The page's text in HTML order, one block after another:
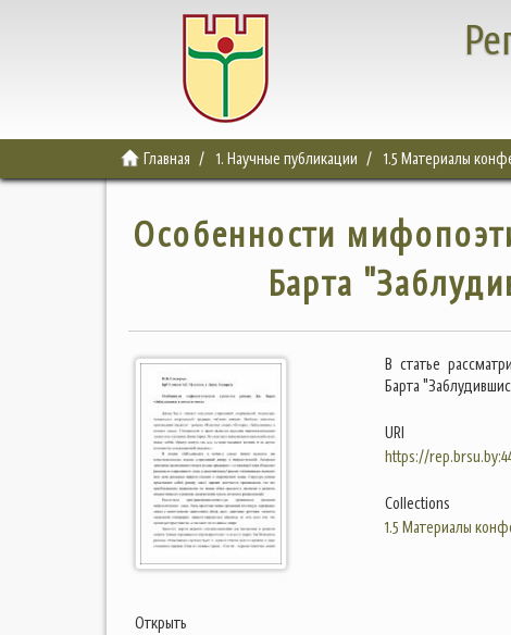
Главная 1. Научные публикации 1.5 Материалы
Особенности
Барта
Открыть
В статье
Барта
URI
https://
Collections
1.5 Материалы